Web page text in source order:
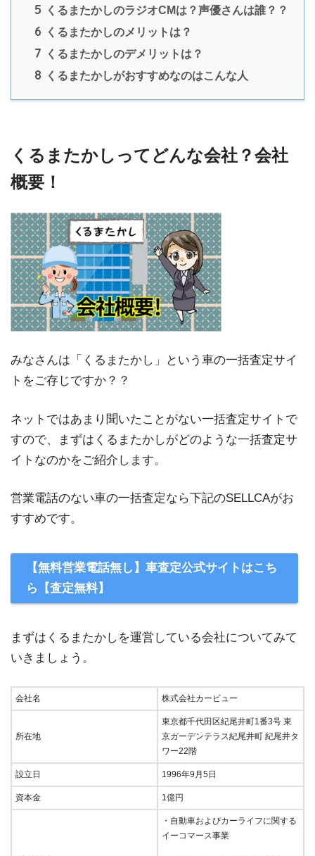
5 くるまたかしのラジオCMは？声優さんは誰？？
6 くるまたかしのメリットは？
7 くるまたかしのデメリットは？
8 くるまたかしがおすすめなのはこんな人
くるまたかしってどんな会社？会社
概要！
みなさんは「くるまたかし」という車の一括査定サイ
トをご存じですか？？
ネットではあまり聞いたことがない一括査定サイトで
すので、まずはくるまたかしがどのような一括査定サ
イトなのかをご紹介します。
営業電話のない車の一括査定なら下記のSELLCAがお
すすめです。
【無料営業電話無し】車査定公式サイトはこち
ら【査定無料】
まずはくるまたかしを運営している会社についてみて
いきましょう。
会社名 株式会社カービュー
所在地
東京都千代田区紀尾井町1番3号 東
京ガーデンテラス紀尾井町 紀尾井タ
ワー22階
設立日 1996年9月5日
資本金 1億円
・自動車およびカーライフに関する
イーコマース事業